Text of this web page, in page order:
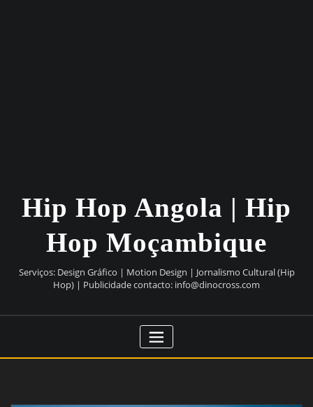
Hip Hop Angola | Hip
Hop Moçambique
Serviços: Design Gráfico | Motion Design | Jornalismo Cultural (Hip
Hop) | Publicidade contacto: info@dinocross.com